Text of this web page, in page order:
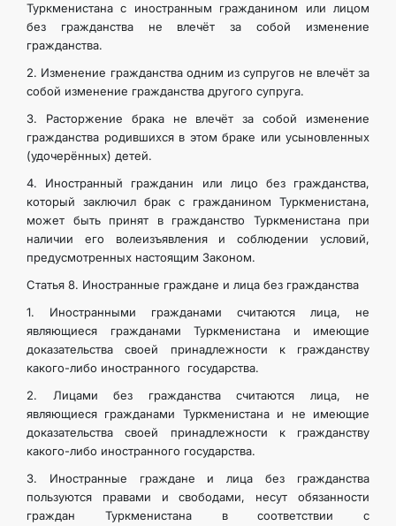
Туркменистана с иностранным гражданином или лицом
без гражданства не влечёт за собой изменение
гражданства.
2. Изменение гражданства одним из супругов не влечёт за
собой изменение гражданства другого супруга.
3. Расторжение брака не влечёт за собой изменение
гражданства родившихся в этом браке или усыновленных
(удочерённых) детей.
4. Иностранный гражданин или лицо без гражданства,
который заключил брак с гражданином Туркменистана,
может быть принят в гражданство Туркменистана при
наличии его волеизъявления и соблюдении условий,
предусмотренных настоящим Законом.
Статья 8. Иностранные граждане и лица без гражданства
1. Иностранными гражданами считаются лица, не
являющиеся гражданами Туркменистана и имеющие
доказательства своей принадлежности к гражданству
какого-либо иностранного государства.
2. Лицами без гражданства считаются лица, не
являющиеся гражданами Туркменистана и не имеющие
доказательствa своей принадлежности к гражданству
какого-либо иностранного государства.
3. Иностранные граждане и лица без гражданства
пользуются правами и свободами, несут обязанности
граждан Туркменистана в соответствии с